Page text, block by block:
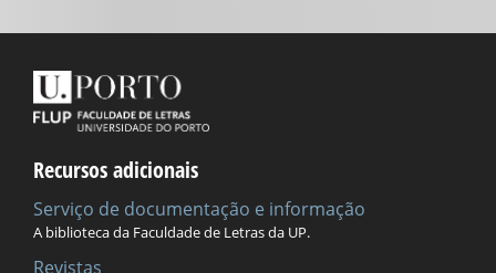
Recursos adicionais
Serviço de documentação e informação
A biblioteca da Faculdade de Letras da UP.
Revistas